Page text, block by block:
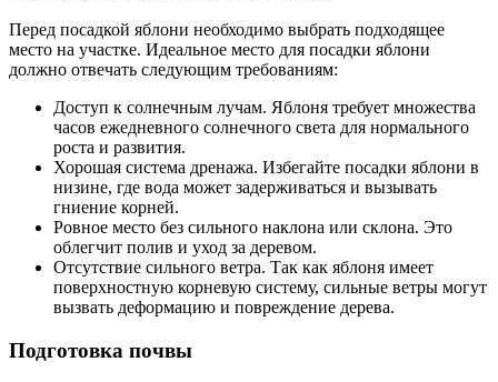
Перед посадкой яблони необходимо выбрать подходящее
место на участке. Идеальное место для посадки яблони
должно отвечать следующим требованиям:
Доступ к солнечным лучам. Яблоня требует множества
часов ежедневного солнечного света для нормального
роста и развития.
Хорошая система дренажа. Избегайте посадки яблони в
низине, где вода может задерживаться и вызывать
гниение корней.
Ровное место без сильного наклона или склона. Это
облегчит полив и уход за деревом.
Отсутствие сильного ветра. Так как яблоня имеет
поверхностную корневую систему, сильные ветры могут
вызвать деформацию и повреждение дерева.
Подготовка почвы